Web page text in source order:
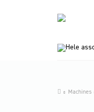
Hele
Machines